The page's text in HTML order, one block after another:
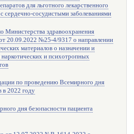
для льготного лекарственного
сердечно-сосудистыми заболеваниями
Министерства здравоохранения
20.09.2022 №25-4/9317 о направлении
материалов о назначении и
и психотропных
по проведению Всемирного дня
в 2022 году
дня безопасности пациента